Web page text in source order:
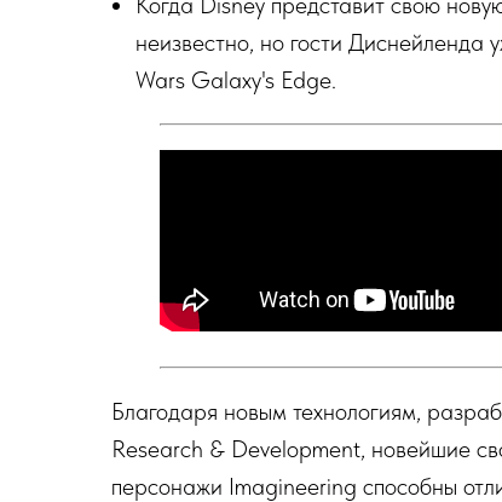
неизвестно, но гости
Wars Galaxy's Edge.
Благодаря новым технологиям,
Research & Development, новейшие
персонажи Imagineering способны